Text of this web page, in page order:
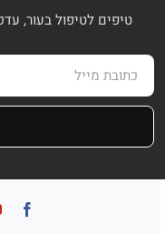
טיפים לטיפול בעור,